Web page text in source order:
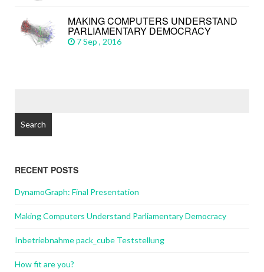
MAKING COMPUTERS UNDERSTAND
PARLIAMENTARY DEMOCRACY
7 Sep , 2016
RECENT POSTS
DynamoGraph: Final Presentation
Making Computers Understand Parliamentary Democracy
Inbetriebnahme pack_cube Teststellung
How fit are you?